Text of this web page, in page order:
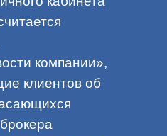
компании»,
клиентов об